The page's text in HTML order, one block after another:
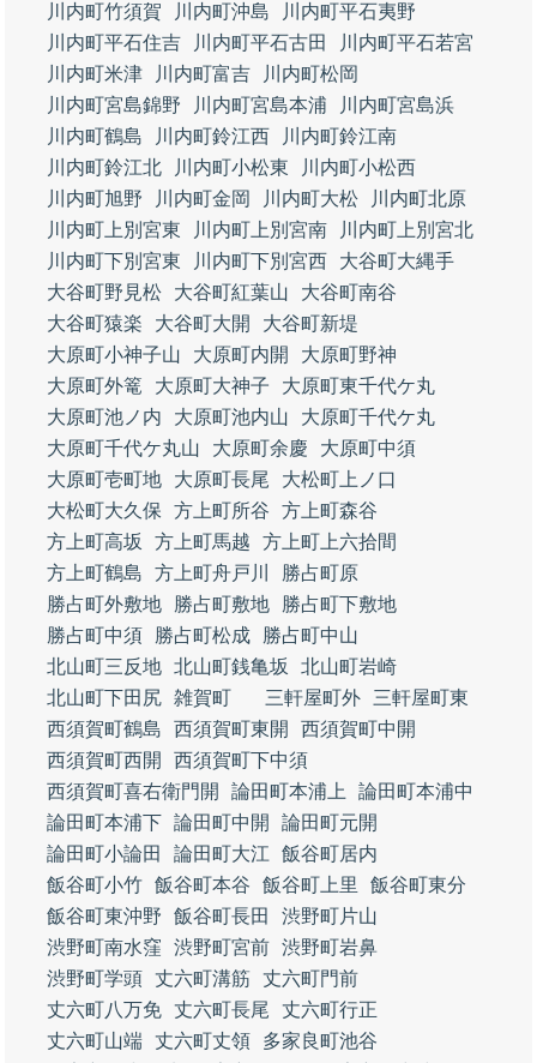
川内町竹須賀
川内町沖島
川内町平石夷野
川内町平石住吉
川内町平石古田
川内町平石若宮
川内町米津
川内町富吉
川内町松岡
川内町宮島錦野
川内町宮島本浦
川内町宮島浜
川内町鶴島
川内町鈴江西
川内町鈴江南
川内町鈴江北
川内町小松東
川内町小松西
川内町旭野
川内町金岡 川内町大松
川内町北原
川内町上別宮東
川内町上別宮南
川内町上別宮北
川内町下別宮東
川内町下別宮西
大谷町大縄手
大谷町野見松
大谷町紅葉山
大谷町南谷
大谷町猿楽
大谷町大開
大谷町新堤
大原町小神子山
大原町内開
大原町野神
大原町外篭
大原町大神子
大原町東千代ケ丸
大原町池ノ内
大原町池内山
大原町千代ケ丸
大原町千代ケ丸山
大原町余慶
大原町中須
大原町壱町地
大原町長尾
大松町上ノ口
大松町大久保
方上町所谷
方上町森谷
方上町高坂
方上町馬越
方上町上六拾間
方上町鶴島
方上町舟戸川
勝占町原
勝占町外敷地
勝占町敷地
勝占町下敷地
勝占町中須
勝占町松成
勝占町中山
北山町三反地 北山町銭亀坂
北山町岩崎
北山町下田尻 雑賀町 三軒屋町外
三軒屋町東
西須賀町鶴島
西須賀町東開
西須賀町中開
西須賀町西開
西須賀町下中須
西須賀町喜右衛門開
論田町本浦上
論田町本浦中
論田町本浦下 論田町中開
論田町元開
論田町小論田
論田町大江
飯谷町居内
飯谷町小竹 飯谷町本谷 飯谷町上里
飯谷町東分
飯谷町東沖野
飯谷町長田
渋野町片山
渋野町南水窪
渋野町宮前 渋野町岩鼻
渋野町学頭 丈六町溝筋 丈六町門前
丈六町八万免 丈六町長尾
丈六町行正
丈六町山端 丈六町丈領
多家良町池谷